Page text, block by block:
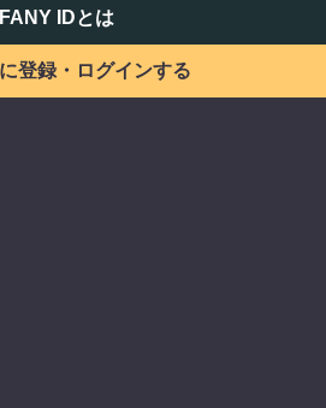
FANY IDとは
登録・ログインする